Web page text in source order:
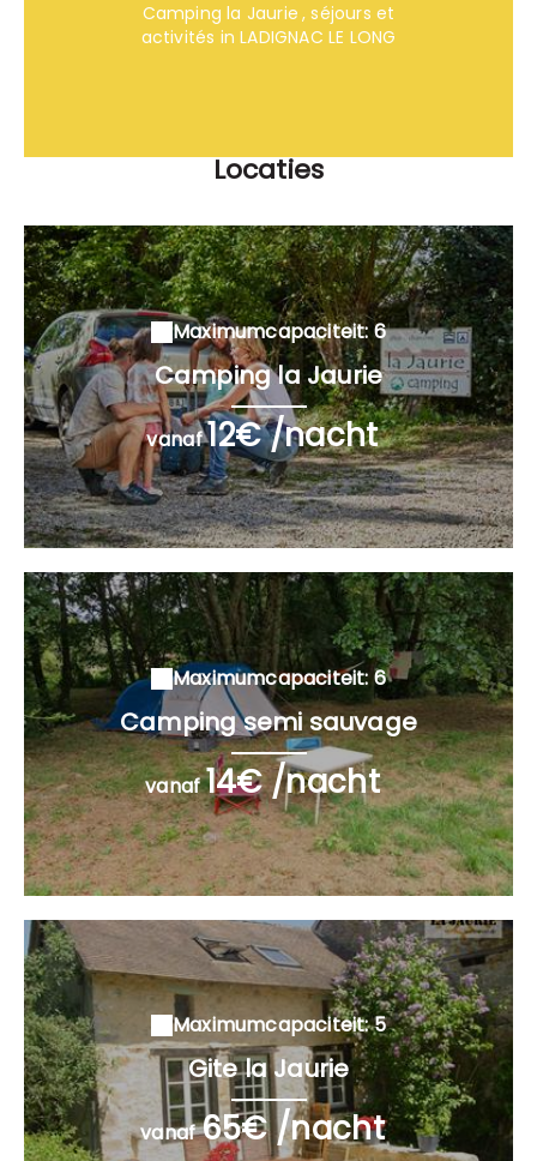
Camping la Jaurie , séjours et
activités in LADIGNAC LE LONG
Locaties
Maximumcapaciteit: 6
Camping la Jaurie
vanaf12€ /nacht
Maximumcapaciteit: 6
Camping semi sauvage
vanaf14€ /nacht
Maximumcapaciteit: 5
Gite la Jaurie
vanaf65€ /nacht